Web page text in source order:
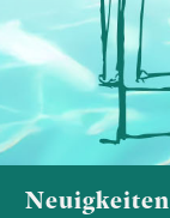
Neuigkeiten